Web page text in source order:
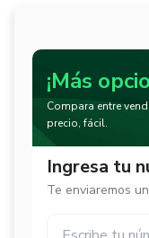
¡Más
Compara entre
precio, fácil.
Ingresa tu
Te enviaremos